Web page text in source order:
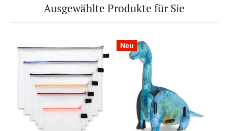
Ausgewählte Produkte für Sie
Neu